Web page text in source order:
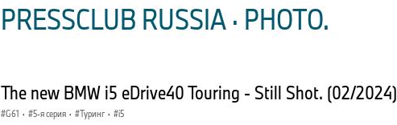
PRESSCLUB RUSSIA · PHOTO.
The new BMW i5 eDrive40 Touring - Still Shot. (02/2024)
G61 · 5-я серия · Туринг · i5